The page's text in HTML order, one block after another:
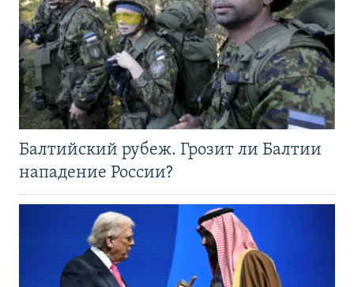
Балтийский рубеж. Грозит ли Балтии
нападение России?